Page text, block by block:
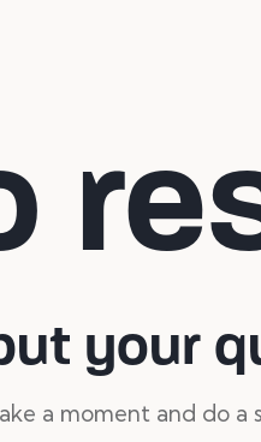
your
a moment and do a